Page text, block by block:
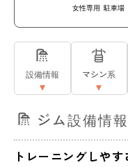
女性専用 駐車場
設備情報 マシン系
ジム設備情報
トレーニングしやす